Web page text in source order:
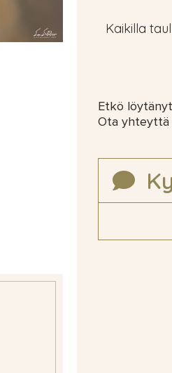
Kaikilla
Etkö
Ota yhteyttä